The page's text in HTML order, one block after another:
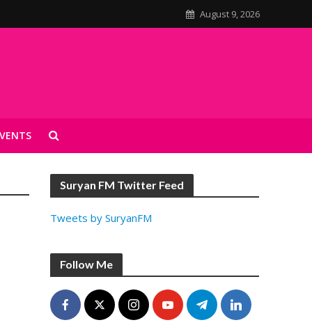
August 9, 2026
Suryan FM Twitter Feed
Tweets by SuryanFM
Follow Me